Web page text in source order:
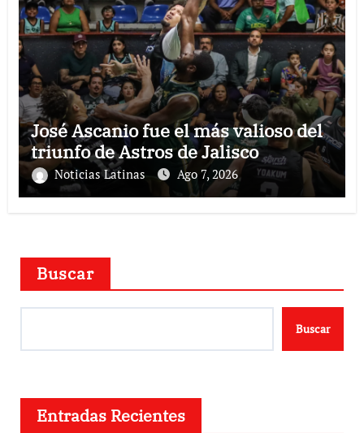
José Ascanio fue el más valioso del
triunfo de Astros de Jalisco
Noticias Latinas Ago 7, 2026
Buscar
Buscar
Entradas Recientes